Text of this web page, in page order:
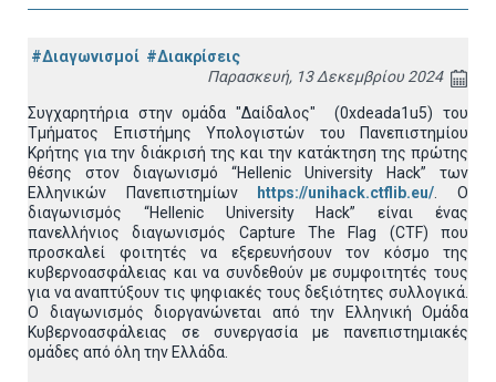
#Διαγωνισμοί #Διακρίσεις
Παρασκευή, 13 Δεκεμβρίου 2024
Συγχαρητήρια στην ομάδα "Δαίδαλος" (0xdeada1u5) του
Τμήματος Επιστήμης Υπολογιστών του Πανεπιστημίου
Κρήτης για την διάκρισή της και την κατάκτηση της πρώτης
θέσης στον διαγωνισμό “Hellenic University Hack” των
Ελληνικών Πανεπιστημίων
https://unihack.ctflib.eu/ . Ο
διαγωνισμός “Hellenic University Hack” είναι ένας
πανελλήνιος διαγωνισμός Capture The Flag (CTF) που
προσκαλεί φοιτητές να εξερευνήσουν τον κόσμο της
κυβερνοασφάλειας και να συνδεθούν με συμφοιτητές τους
για να αναπτύξουν τις ψηφιακές τους δεξιότητες συλλογικά.
Ο διαγωνισμός διοργανώνεται από την Ελληνική Ομάδα
Κυβερνοασφάλειας σε συνεργασία με πανεπιστημιακές
ομάδες από όλη την Ελλάδα.